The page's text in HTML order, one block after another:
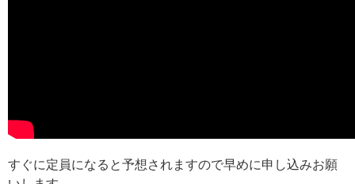
すぐに定員になると予想されますので早めに申し込みお願